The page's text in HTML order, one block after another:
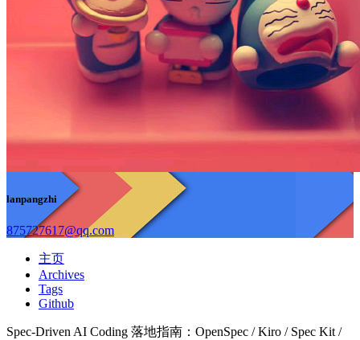
lanpangzhi
875727617@qq.com
主页
Archives
Tags
Github
Spec-Driven AI Coding 落地指南：OpenSpec / Kiro / Spec Kit /